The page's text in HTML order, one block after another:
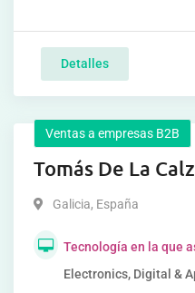
Detalles
Ventas a empresas B2B
Tomás De La
Galicia, España
Tecnología en la que
Electronics, Digital &